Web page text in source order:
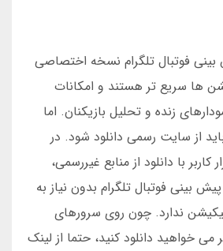
فوتبال تلگرام نسخه اختصاصی
ها سریع تر هستند و امکانات
زنده و تحلیل بازیکنان. اما
از سایت رسمی دانلود شود. در
2025، 200 هزار کاربر با دانلود از منابع غیررسمی،
بینی فوتبال تلگرام بدون نیاز به
ندارد. چون روی سرورهای
می خواهید دانلود کنید، حتما از لینک